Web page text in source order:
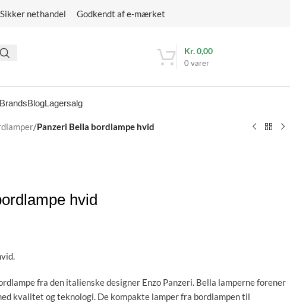
nethandel Godkendt af e-mærket
0 varer
Kr.0,00
BrandsBlogLagersalg
/Panzeri Bella bordlampe hvid
hvid
fra den italienske designer Enzo Panzeri. Bella lamperne forener
kvalitet og teknologi. De kompakte lamper fra bordlampen til